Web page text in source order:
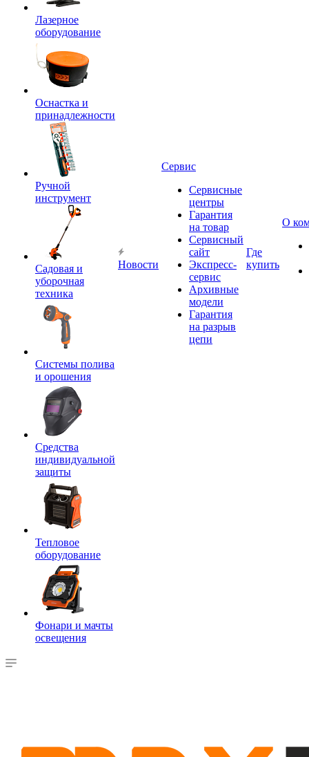
Лазерное
оборудование
Оснастка и
принадлежности
Ручной
инструмент
Садовая и
уборочная
техника
Системы полива
и орошения
Средства
индивидуальной
защиты
Тепловое
оборудование
Фонари и мачты
освещения
Новости
Сервис
Сервисные
центры
Гарантия
на товар
Сервисный
сайт
Экспресс-
сервис
Архивные
модели
Гарантия
на разрыв
цепи
Где
купить
О